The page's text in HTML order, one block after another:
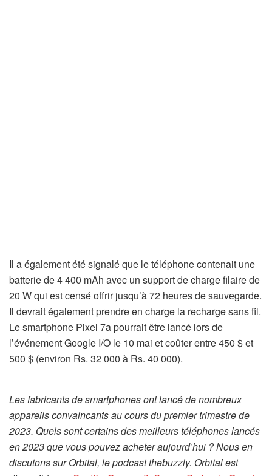
Il a également été signalé que le téléphone contenait une
batterie de 4 400 mAh avec un support de charge filaire de
20 W qui est censé offrir jusqu’à 72 heures de sauvegarde.
Il devrait également prendre en charge la recharge sans fil.
Le smartphone Pixel 7a pourrait être lancé lors de
l’événement Google I/O le 10 mai et coûter entre 450 $ et
500 $ (environ Rs. 32 000 à Rs. 40 000).
Les fabricants de smartphones ont lancé de nombreux
appareils convaincants au cours du premier trimestre de
2023. Quels sont certains des meilleurs téléphones lancés
en 2023 que vous pouvez acheter aujourd’hui ? Nous en
discutons sur Orbital, le podcast thebuzzly. Orbital est